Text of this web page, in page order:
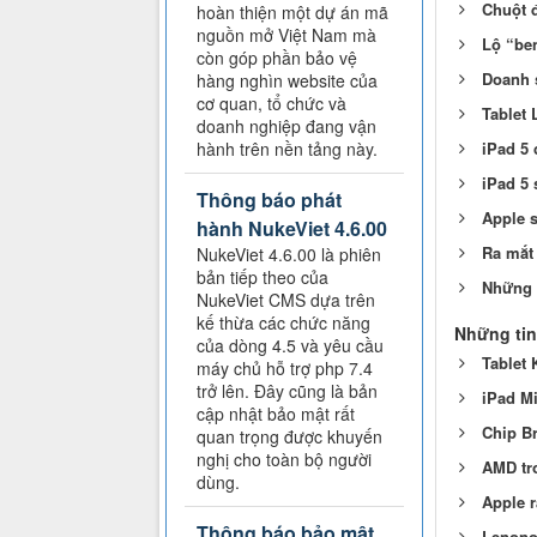
Chuột
Lộ
Doanh
Tablet
iPad 5
iPad 5
Apple
Ra
Những
Những
Tablet
iPad
Chip
AMD
Apple
hoàn thiện một dự án mã
nguồn mở Việt Nam mà
còn góp phần bảo vệ
hàng nghìn website của
cơ quan, tổ chức và
doanh nghiệp đang vận
hành trên nền tảng này.
Thông báo phát
hành NukeViet 4.6.00
NukeViet 4.6.00 là phiên
bản tiếp theo của
NukeViet CMS dựa trên
kế thừa các chức năng
của dòng 4.5 và yêu cầu
máy chủ hỗ trợ php 7.4
trở lên. Đây cũng là bản
cập nhật bảo mật rất
quan trọng được khuyến
nghị cho toàn bộ người
dùng.